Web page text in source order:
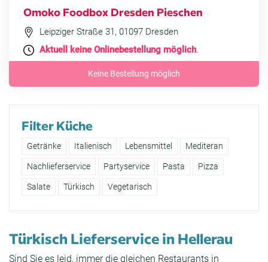
Omoko Foodbox Dresden Pieschen
Leipziger Straße 31, 01097 Dresden
Aktuell keine Onlinebestellung möglich.
Keine Bestellung möglich
Filter Küche
Getränke Italienisch Lebensmittel Mediteran
Nachlieferservice Partyservice Pasta Pizza
Salate Türkisch Vegetarisch
Türkisch Lieferservice in Hellerau
Sind Sie es leid, immer die gleichen Restaurants in